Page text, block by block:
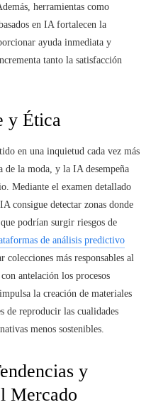
herramientas como
en IA fortalecen la
ayuda inmediata y
tanto la satisfacción
y Ética
en una inquietud cada vez más
de la moda, y la IA desempeña
Mediante el examen detallado
consigue detectar zonas donde
podrían surgir riesgos de
de análisis predictivo
colecciones más responsables al
antelación los procesos
la creación de materiales
de reproducir las cualidades
menos sostenibles.
y
Mercado